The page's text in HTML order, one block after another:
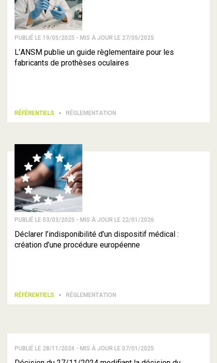
PUBLIÉ LE 19/05/2025 - MIS À JOUR LE 27/05/2025
L’ANSM publie un guide règlementaire pour les
fabricants de prothèses oculaires
RÉFÉRENTIELS RÉGLEMENTATION
PUBLIÉ LE 03/03/2025 - MIS À JOUR LE 22/01/2026
Déclarer l’indisponibilité d’un dispositif médical :
création d’une procédure européenne
RÉFÉRENTIELS RÉGLEMENTATION
PUBLIÉ LE 28/11/2024 - MIS À JOUR LE 07/01/2025